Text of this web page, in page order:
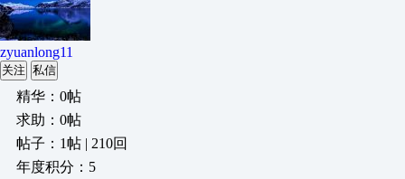
zyuanlong11
关注 私信
精华：0帖
求助：0帖
帖子：1帖 | 210回
年度积分：5